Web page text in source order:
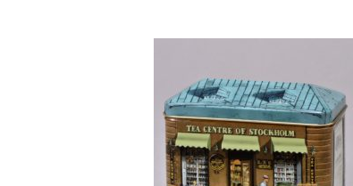
■特徴 北欧紅茶物
語「スウェーデン
王室御用達の紅
茶」 ノーベル
賞...